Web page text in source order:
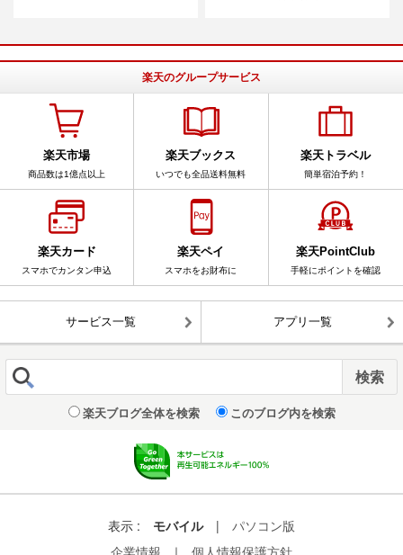
楽天のグループサービス
楽天市場
商品数は1億点以上
楽天ブックス
いつでも全品送料無料
楽天トラベル
簡単宿泊予約！
楽天カード
スマホでカンタン申込
楽天ペイ
スマホをお財布に
楽天PointClub
手軽にポイントを確認
サービス一覧 アプリ一覧
楽天ブログ全体を検索 このブログ内を検索
表示 : モバイル |
パソコン版